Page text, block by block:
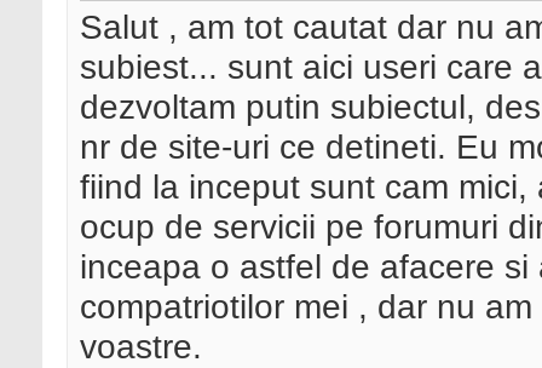
Salut , am tot cautat dar nu
subiest... sunt aici useri care
dezvoltam putin subiectul,
nr de site-uri ce detineti. Eu
fiind la inceput sunt cam
ocup de servicii pe forumuri
inceapa o astfel de afacere
compatriotilor mei , dar nu
voastre.